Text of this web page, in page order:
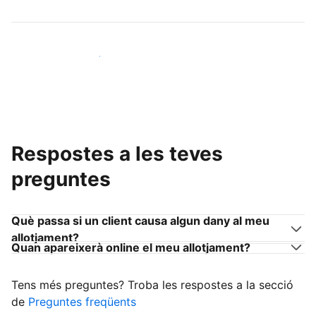
Uneix-te a amfitrions com tu
Respostes a les teves
preguntes
Què passa si un client causa algun dany al meu
allotjament?
Quan apareixerà online el meu allotjament?
Tens més preguntes? Troba les respostes a la secció
de Preguntes freqüents